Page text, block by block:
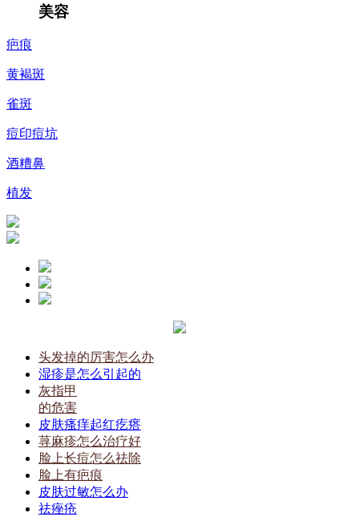
美容
疤痕
黄褐斑
雀斑
痘印痘坑
酒糟鼻
植发
头发掉的厉害怎么办
湿疹是怎么引起的
灰指甲
的危害
皮肤瘙痒起红疙瘩
荨麻疹怎么治疗好
脸上长痘怎么祛除
脸上有疤痕
皮肤过敏怎么办
祛痤疮